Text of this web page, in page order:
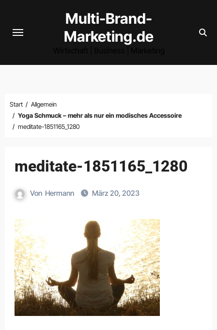
springen
Multi-Brand-
Marketing.de
Start
Allgemein
Yoga Schmuck – mehr als nur ein modisches Accessoire
meditate-1851165_1280
meditate-1851165_1280
Von Hermann März 20, 2023